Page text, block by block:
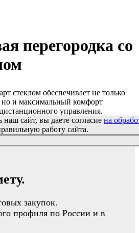
перегородка со
стеклом обеспечивает не только
и максимальный комфорт
управления.
сайт, вы даете согласие на
работу сайта.
закупок.
профиля по России и в